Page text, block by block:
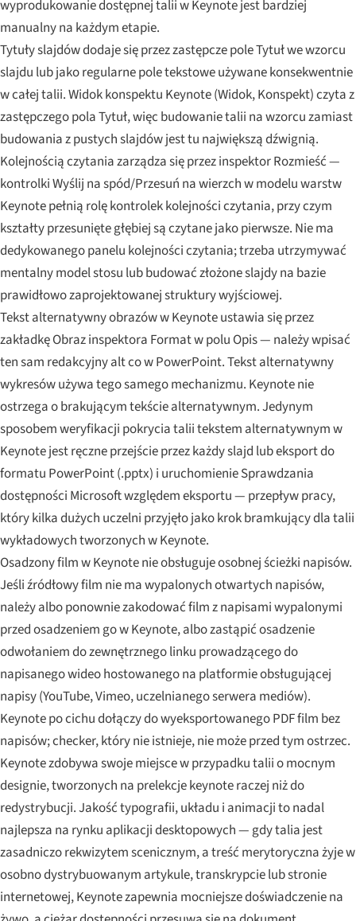
wyprodukowanie dostępnej talii w Keynote jest bardziej
manualny na każdym etapie.
Tytuły slajdów dodaje się przez zastępcze pole Tytuł we wzorcu
slajdu lub jako regularne pole tekstowe używane konsekwentnie
w całej talii. Widok konspektu Keynote (Widok, Konspekt) czyta z
zastępczego pola Tytuł, więc budowanie talii na wzorcu zamiast
budowania z pustych slajdów jest tu największą dźwignią.
Kolejnością czytania zarządza się przez inspektor Rozmieść —
kontrolki Wyślij na spód/Przesuń na wierzch w modelu warstw
Keynote pełnią rolę kontrolek kolejności czytania, przy czym
kształty przesunięte głębiej są czytane jako pierwsze. Nie ma
dedykowanego panelu kolejności czytania; trzeba utrzymywać
mentalny model stosu lub budować złożone slajdy na bazie
prawidłowo zaprojektowanej struktury wyjściowej.
Tekst alternatywny obrazów w Keynote ustawia się przez
zakładkę Obraz inspektora Format w polu Opis — należy wpisać
ten sam redakcyjny alt co w PowerPoint. Tekst alternatywny
wykresów używa tego samego mechanizmu. Keynote nie
ostrzega o brakującym tekście alternatywnym. Jedynym
sposobem weryfikacji pokrycia talii tekstem alternatywnym w
Keynote jest ręczne przejście przez każdy slajd lub eksport do
formatu PowerPoint (.pptx) i uruchomienie Sprawdzania
dostępności Microsoft względem eksportu — przepływ pracy,
który kilka dużych uczelni przyjęło jako krok bramkujący dla talii
wykładowych tworzonych w Keynote.
Osadzony film w Keynote nie obsługuje osobnej ścieżki napisów.
Jeśli źródłowy film nie ma wypalonych otwartych napisów,
należy albo ponownie zakodować film z napisami wypalonymi
przed osadzeniem go w Keynote, albo zastąpić osadzenie
odwołaniem do zewnętrznego linku prowadzącego do
napisanego wideo hostowanego na platformie obsługującej
napisy (YouTube, Vimeo, uczelnianego serwera mediów).
Keynote po cichu dołączy do wyeksportowanego PDF film bez
napisów; checker, który nie istnieje, nie może przed tym ostrzec.
Keynote zdobywa swoje miejsce w przypadku talii o mocnym
designie, tworzonych na prelekcje keynote raczej niż do
redystrybucji. Jakość typografii, układu i animacji to nadal
najlepsza na rynku aplikacji desktopowych — gdy talia jest
zasadniczo rekwizytem scenicznym, a treść merytoryczna żyje w
osobno dystrybuowanym artykule, transkrypcie lub stronie
internetowej, Keynote zapewnia mocniejsze doświadczenie na